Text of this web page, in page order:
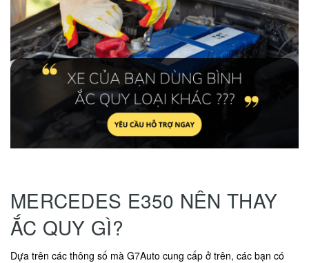
MERCEDES E350 NÊN THAY
ẮC QUY GÌ?
Dựa trên các thông số mà G7Auto cung cấp ở trên, các bạn có